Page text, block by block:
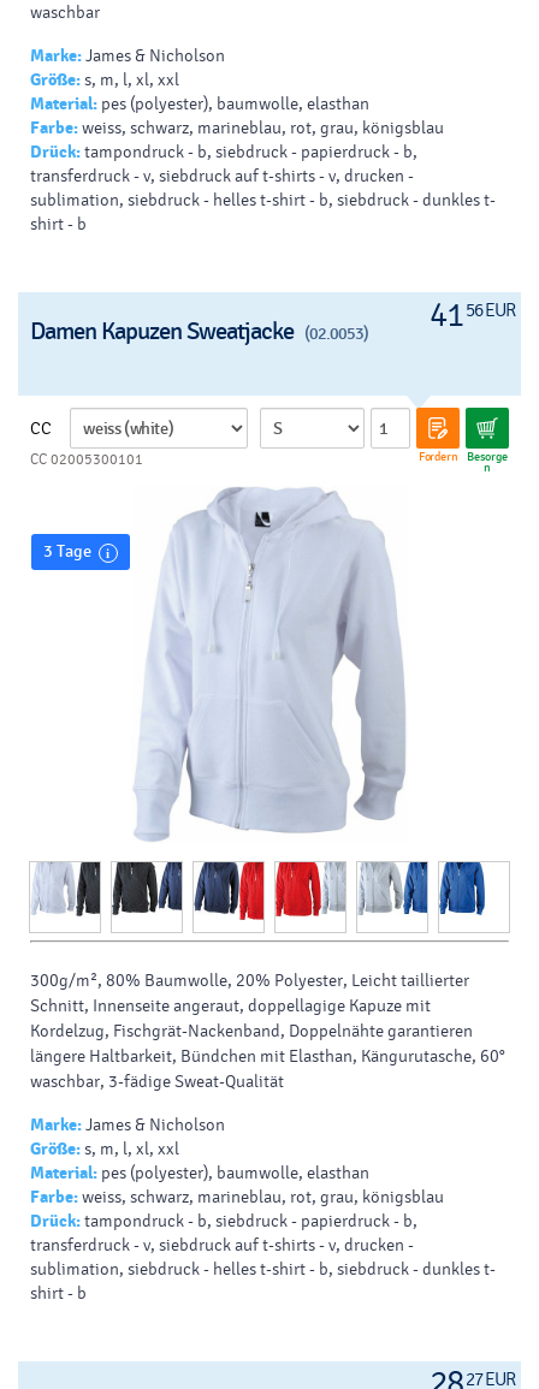
waschbar
Marke:James & Nicholson
Größe:s, m, l, xl, xxl
Material: pes (polyester), baumwolle, elasthan
Farbe:weiss, schwarz, marineblau, rot, grau, königsblau
Drück:tampondruck - b, siebdruck - papierdruck - b,
transferdruck - v, siebdruck auf t-shirts - v, drucken -
sublimation, siebdruck - helles t-shirt - b, siebdruck - dunkles t-
shirt - b
4156 EUR
Damen Kapuzen Sweatjacke (02.0053)
CC
Fordern Besorge
n
CC 02005300101
3 Tage
300g/m², 80% Baumwolle, 20% Polyester, Leicht taillierter
Schnitt, Innenseite angeraut, doppellagige Kapuze mit
Kordelzug, Fischgrät-Nackenband, Doppelnähte garantieren
längere Haltbarkeit, Bündchen mit Elasthan, Kängurutasche, 60°
waschbar, 3-fädige Sweat-Qualität
Marke:James & Nicholson
Größe:s, m, l, xl, xxl
Material: pes (polyester), baumwolle, elasthan
Farbe:weiss, schwarz, marineblau, rot, grau, königsblau
Drück:tampondruck - b, siebdruck - papierdruck - b,
transferdruck - v, siebdruck auf t-shirts - v, drucken -
sublimation, siebdruck - helles t-shirt - b, siebdruck - dunkles t-
shirt - b
27 EUR